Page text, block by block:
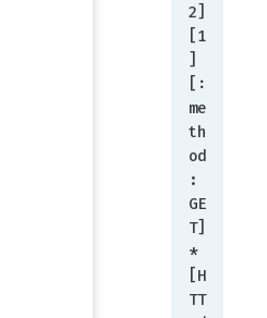
2]
[1
]
[:
me
th
od
:
GE
T]
*
[H
TT